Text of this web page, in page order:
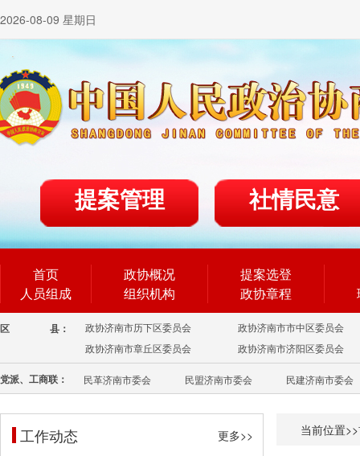
2026-08-09 星期日
提案管理 社情民意
首页
人员组成
政协概况
组织机构
提案选登
政协章程
区 县： 政协济南市历下区委员会
政协济南市市中区委员会
政协济南市章丘区委员会
政协济南市济阳区委员会
党派、工商联： 民革济南市委会 民盟济南市委会 民建济南市委会
工作动态
更多>>
当前位置>>